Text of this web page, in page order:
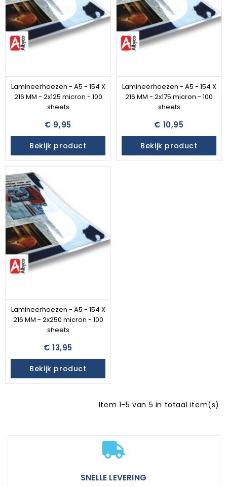
Lamineerhoezen - A5 - 154 X
216 MM - 2x125 micron - 100
sheets
€ 9,95
Bekijk product
Lamineerhoezen - A5 - 154 X
216 MM - 2x175 micron - 100
sheets
€ 10,95
Bekijk product
Lamineerhoezen - A5 - 154 X
216 MM - 2x250 micron - 100
sheets
€ 13,95
Bekijk product
Item 1-5 van 5 in totaal item(s)
SNELLE LEVERING